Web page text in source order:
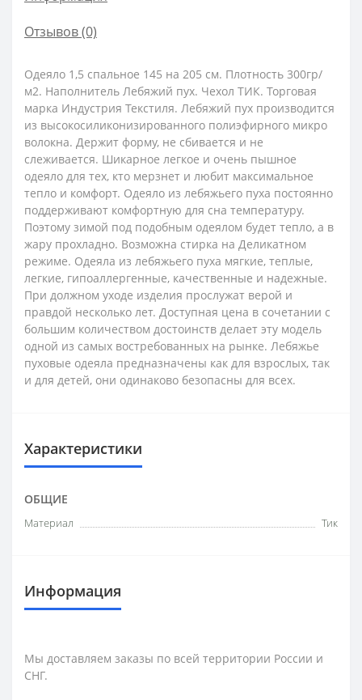
Отзывов (0)
Одеяло 1,5 спальное 145 на 205 см. Плотность 300гр/
м2. Наполнитель Лебяжий пух. Чехол ТИК. Торговая
марка Индустрия Текстиля. Лебяжий пух производится
из высокосиликонизированного полиэфирного микро
волокна. Держит форму, не сбивается и не
слеживается. Шикарное легкое и очень пышное
одеяло для тех, кто мерзнет и любит максимальное
тепло и комфорт. Одеяло из лебяжьего пуха постоянно
поддерживают комфортную для сна температуру.
Поэтому зимой под подобным одеялом будет тепло, а в
жару прохладно. Возможна стирка на Деликатном
режиме. Одеяла из лебяжьего пуха мягкие, теплые,
легкие, гипоаллергенные, качественные и надежные.
При должном уходе изделия прослужат верой и
правдой несколько лет. Доступная цена в сочетании с
большим количеством достоинств делает эту модель
одной из самых востребованных на рынке. Лебяжье
пуховые одеяла предназначены как для взрослых, так
и для детей, они одинаково безопасны для всех.
Характеристики
ОБЩИЕ
Материал Тик
Информация
Мы доставляем заказы по всей территории России и
СНГ.